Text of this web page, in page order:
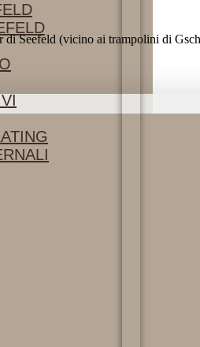
di Seefeld (vicino ai trampolini di